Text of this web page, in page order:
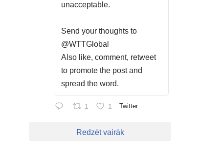
unacceptable.
Send your thoughts to
@WTTGlobal
Also like, comment, retweet
to promote the post and
spread the word.
1 1 Twitter
Redzēt vairāk